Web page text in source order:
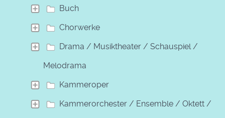
Buch
Chorwerke
Drama / Musiktheater / Schauspiel /
Melodrama
Kammeroper
Kammerorchester / Ensemble / Oktett /